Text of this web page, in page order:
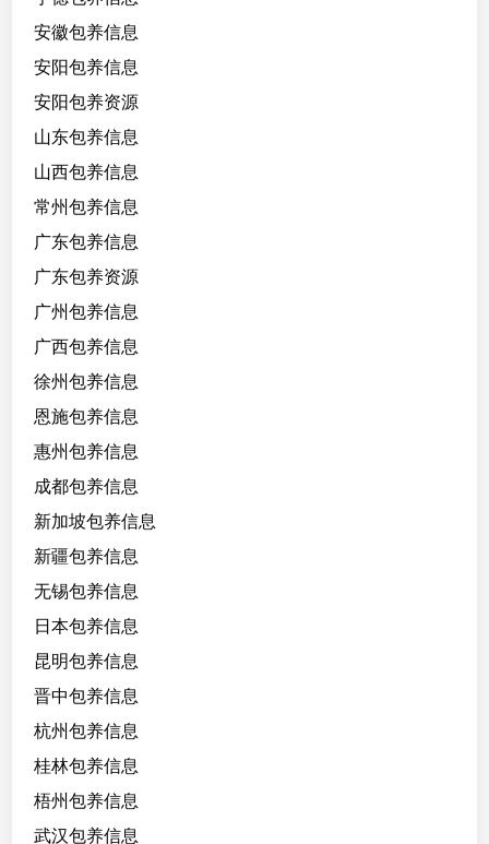
安徽包养信息
安阳包养信息
安阳包养资源
山东包养信息
山西包养信息
常州包养信息
广东包养信息
广东包养资源
广州包养信息
广西包养信息
徐州包养信息
恩施包养信息
惠州包养信息
成都包养信息
新加坡包养信息
新疆包养信息
无锡包养信息
日本包养信息
昆明包养信息
晋中包养信息
杭州包养信息
桂林包养信息
梧州包养信息
武汉包养信息